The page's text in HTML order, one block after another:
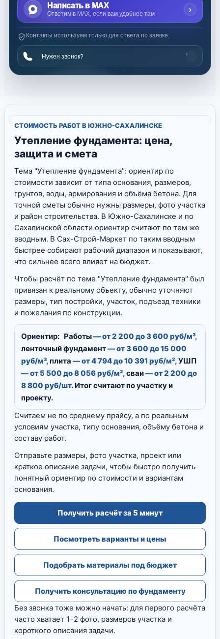
Написать в MAX
Ответим в MAX, если вам удобнее там ›
Контакты используем только для ответа по заявке.
Нужен звонок? ›
СТОИМОСТЬ РАБОТ В ЮЖНО-САХАЛИНСКЕ
Утепление фундамента: цена,
защита и смета
Тема "Утепление фундамента": ориентир по
стоимости зависит от типа основания, размеров,
грунтов, воды, армирования и объёма бетона. Для
точной сметы обычно нужны размеры, фото участка
и район строительства. В Южно-Сахалинске и по
Сахалинской области ориентир считают по тем же
вводным. В Сах-Строй-Маркет по таким вводным
быстрее собирают рабочий диапазон и показывают,
что сильнее всего влияет на бюджет.
Чтобы расчёт по теме "Утепление фундамента" был
привязан к реальному объекту, обычно уточняют
размеры, тип постройки, участок, подъезд техники
и пожелания по конструкции.
Ориентир: Работы— от 2 200 до 3 600 руб/м³,
ленточный фундамент— от 3 600 до 15 000
руб/м³,плита — от 4 794 до 10 391 руб/м²,УШП
— от 5 500 до 8 056 руб/м²,сваи— от 2 200 до
8 800 руб/шт. Итог считают по участку и
проекту.
Считаем не по среднему прайсу, а по реальным
условиям участка, типу основания, объёму бетона и
составу работ.
Отправьте размеры, фото участка, проект или
краткое описание задачи, чтобы быстро получить
понятный ориентир по стоимости и вариантам
основания.
Получить расчёт за 5 минут
Посмотреть варианты и цены
Подобрать материалы под бюджет
Получить консультацию по фундаменту
Без звонка тоже можно начать: для первого расчёта
часто хватает 1–2 фото, размеров участка и
короткого описания задачи.